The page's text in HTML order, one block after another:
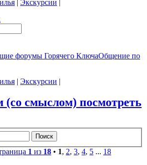
| Экскурсии |
форумы Горячего КлючаОбщение по
| Экскурсии |
смыслом) посмотреть
1 из 18 • 1, 2, 3, 4, 5 ... 18